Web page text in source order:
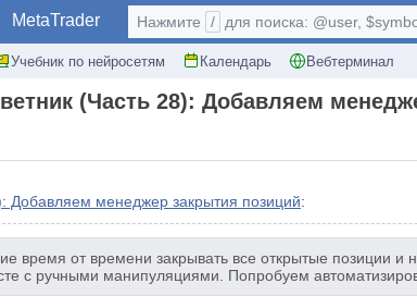
MetaTrader
Учебник по нейросетям Календарь Вебтерминал
Нажмите / для поиска: @user,
(Часть 28): Добавляем
Добавляем менеджер закрытия позиций:
время от времени закрывать все открытые позиции и
с ручными манипуляциями. Попробуем